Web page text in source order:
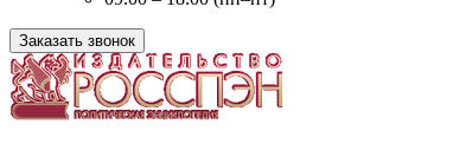
Заказать звонок